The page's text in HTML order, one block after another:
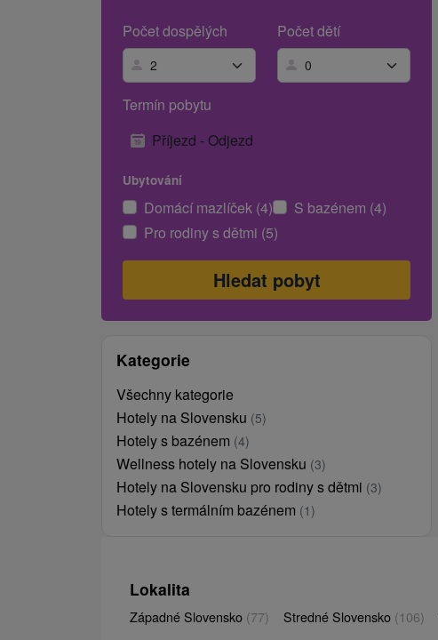
Počet dospělých
Počet dětí
Termín pobytu
Příjezd - Odjezd
Ubytování
Domácí mazlíček (4)
S bazénem (4)
Pro rodiny s dětmi (5)
Kategorie
Všechny kategorie
Hotely na Slovensku (5)
Hotely s bazénem (4)
Wellness hotely na Slovensku (3)
Hotely na Slovensku pro rodiny s dětmi (3)
Hotely s termálním bazénem (1)
Lokalita
Západné Slovensko (77) Stredné Slovensko (106)